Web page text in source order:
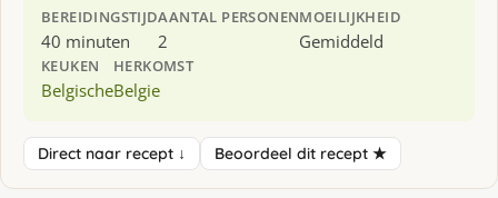
BEREIDINGSTIJD
40 minuten
AANTAL PERSONEN
2
MOEILIJKHEID
Gemiddeld
KEUKEN
Belgische
HERKOMST
Belgie
Direct naar recept ↓ Beoordeel dit recept ★